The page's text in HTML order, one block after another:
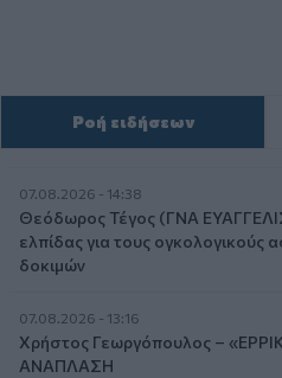
Ροή ειδήσεων
07.08.2026 - 14:38
Θεόδωρος Τέγος (ΓΝΑ
ελπίδας για τους ογκολογικούς
δοκιμών
07.08.2026 - 13:16
Χρήστος Γεωργόπουλος –
ΑΝΑΠΛΑΣΗ